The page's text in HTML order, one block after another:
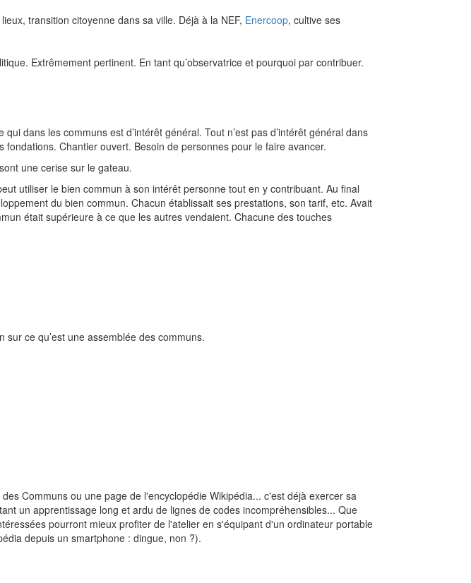
transition citoyenne dans sa ville. Déjà à la NEF, Enercoop, cultive ses
Extrêmement pertinent. En tant qu’observatrice et pourquoi par contribuer.
dans les communs est d’intérêt général. Tout n’est pas d’intérêt général dans
Chantier ouvert. Besoin de personnes pour le faire avancer.
une cerise sur le gateau.
utiliser le bien commun à son intérêt personne tout en y contribuant. Au final
du bien commun. Chacun établissait ses prestations, son tarif, etc. Avait
était supérieure à ce que les autres vendaient. Chacune des touches
ce qu’est une assemblée des communs.
Communs ou une page de l'encyclopédie Wikipédia... c'est déjà exercer sa
un apprentissage long et ardu de lignes de codes incompréhensibles... Que
pourront mieux profiter de l'atelier en s'équipant d'un ordinateur portable
depuis un smartphone : dingue, non ?).